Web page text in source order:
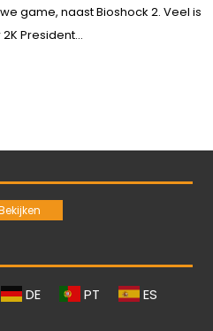
game, naast Bioshock 2. Veel is
President...
DE PT ES